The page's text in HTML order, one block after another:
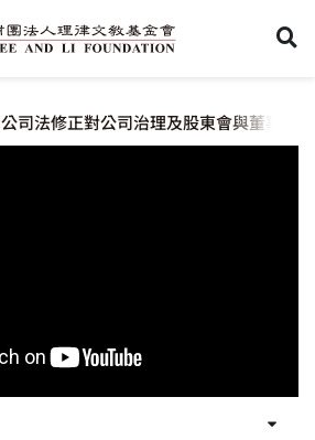
公司法修正對公司治理及股東會與董事會